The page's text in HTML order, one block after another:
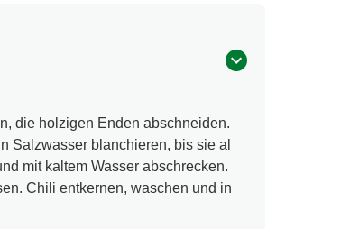
die holzigen Enden abschneiden.
Salzwasser blanchieren, bis sie al
mit kaltem Wasser abschrecken.
Chili entkernen, waschen und in